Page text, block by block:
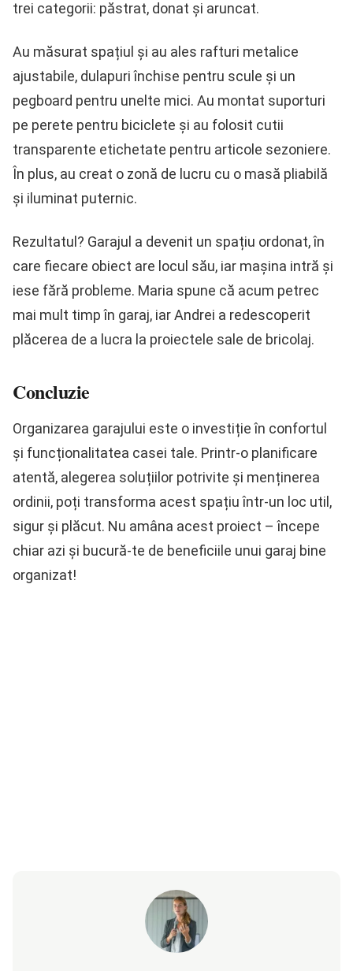
trei categorii: păstrat, donat și aruncat.
Au măsurat spațiul și au ales rafturi metalice
ajustabile, dulapuri închise pentru scule și un
pegboard pentru unelte mici. Au montat suporturi
pe perete pentru biciclete și au folosit cutii
transparente etichetate pentru articole sezoniere.
În plus, au creat o zonă de lucru cu o masă pliabilă
și iluminat puternic.
Rezultatul? Garajul a devenit un spațiu ordonat, în
care fiecare obiect are locul său, iar mașina intră și
iese fără probleme. Maria spune că acum petrec
mai mult timp în garaj, iar Andrei a redescoperit
plăcerea de a lucra la proiectele sale de bricolaj.
Concluzie
Organizarea garajului este o investiție în confortul
și funcționalitatea casei tale. Printr-o planificare
atentă, alegerea soluțiilor potrivite și menținerea
ordinii, poți transforma acest spațiu într-un loc util,
sigur și plăcut. Nu amâna acest proiect – începe
chiar azi și bucură-te de beneficiile unui garaj bine
organizat!